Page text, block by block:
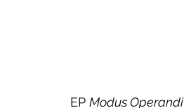
EP Modus Operandi